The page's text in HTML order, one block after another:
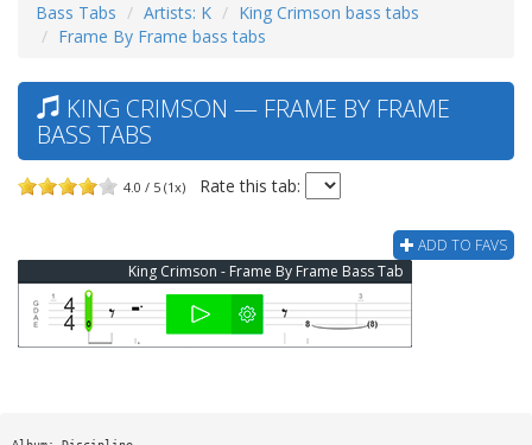
Bass Tabs Artists: K
King Crimson bass tabs
Frame By Frame bass tabs
KING CRIMSON — FRAME BY FRAME
BASS TABS
4.0 / 5 (1x) Rate this tab:
ADD TO FAVS
King Crimson - Frame By Frame Bass Tab